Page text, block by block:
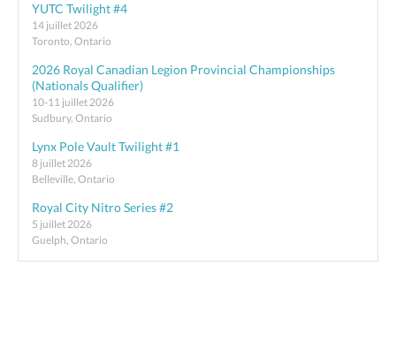
YUTC Twilight #4
14 juillet 2026
Toronto, Ontario
2026 Royal Canadian Legion Provincial Championships
(Nationals Qualifier)
10-11 juillet 2026
Sudbury, Ontario
Lynx Pole Vault Twilight #1
8 juillet 2026
Belleville, Ontario
Royal City Nitro Series #2
5 juillet 2026
Guelph, Ontario